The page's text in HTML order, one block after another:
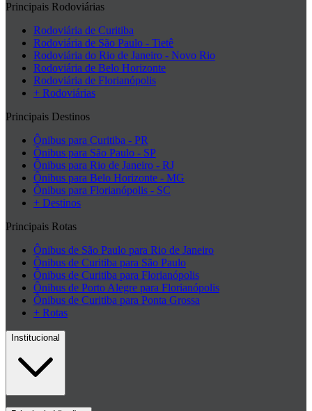
Principais Rodoviárias
Rodoviária de Curitiba
Rodoviária de São Paulo - Tietê
Rodoviária do Rio de Janeiro - Novo Rio
Rodoviária de Belo Horizonte
Rodoviária de Florianópolis
+ Rodoviárias
Principais Destinos
Ônibus para Curitiba - PR
Ônibus para São Paulo - SP
Ônibus para Rio de Janeiro - RJ
Ônibus para Belo Horizonte - MG
Ônibus para Florianópolis - SC
+ Destinos
Principais Rotas
Ônibus de São Paulo para Rio de Janeiro
Ônibus de Curitiba para São Paulo
Ônibus de Curitiba para Florianópolis
Ônibus de Porto Alegre para Florianópolis
Ônibus de Curitiba para Ponta Grossa
+ Rotas
Institucional